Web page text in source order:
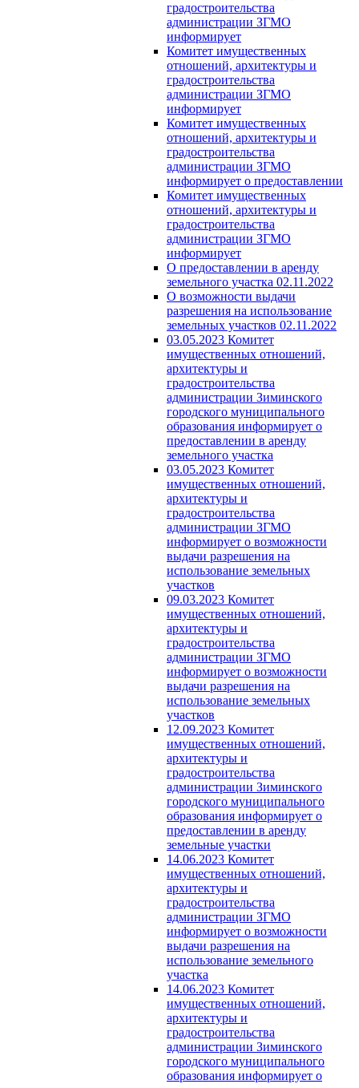
градостроительства
администрации ЗГМО
информирует
Комитет имущественных
отношений, архитектуры и
градостроительства
администрации ЗГМО
информирует
Комитет имущественных
отношений, архитектуры и
градостроительства
администрации ЗГМО
информирует о предоставлении
Комитет имущественных
отношений, архитектуры и
градостроительства
администрации ЗГМО
информирует
О предоставлении в аренду
земельного участка 02.11.2022
О возможности выдачи
разрешения на использование
земельных участков 02.11.2022
03.05.2023 Комитет
имущественных отношений,
архитектуры и
градостроительства
администрации Зиминского
городского муниципального
образования информирует о
предоставлении в аренду
земельного участка
03.05.2023 Комитет
имущественных отношений,
архитектуры и
градостроительства
администрации ЗГМО
информирует о возможности
выдачи разрешения на
использование земельных
участков
09.03.2023 Комитет
имущественных отношений,
архитектуры и
градостроительства
администрации ЗГМО
информирует о возможности
выдачи разрешения на
использование земельных
участков
12.09.2023 Комитет
имущественных отношений,
архитектуры и
градостроительства
администрации Зиминского
городского муниципального
образования информирует о
предоставлении в аренду
земельные участки
14.06.2023 Комитет
имущественных отношений,
архитектуры и
градостроительства
администрации ЗГМО
информирует о возможности
выдачи разрешения на
использование земельного
участка
14.06.2023 Комитет
имущественных отношений,
архитектуры и
градостроительства
администрации Зиминского
городского муниципального
образования информирует о